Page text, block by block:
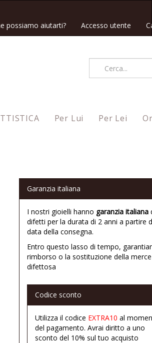
Accesso utente
possiamo aiutarti?
Per Lui Per Lei
Garanzia italiana
I nostri gioielli hanno garanzia italiana
difetti per la durata di 2 anni a partire
data della consegna.
Entro questo lasso di tempo,
rimborso o la sostituzione della merce
difettosa
Codice sconto
Utilizza il codice EXTRA10 al
del pagamento. Avrai diritto a uno
sconto del 10% sul tuo acquisto